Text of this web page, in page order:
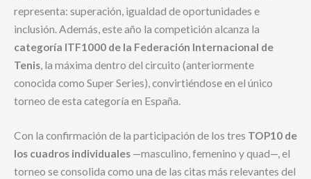
representa: superación, igualdad de oportunidades e
inclusión. Además, este año la competición alcanza la
categoría ITF1000 de la Federación Internacional de
Tenis , la máxima dentro del circuito (anteriormente
conocida como Super Series), convirtiéndose en el único
torneo de esta categoría en España.
Con la confirmación de la participación de los tres TOP10 de
los cuadros individuales —masculino, femenino y quad—, el
torneo se consolida como una de las citas más relevantes del